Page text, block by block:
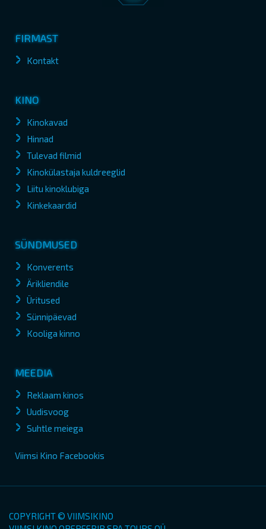
FIRMAST
Kontakt
KINO
Kinokavad
Hinnad
Tulevad filmid
Kinokülastaja kuldreeglid
Liitu kinoklubiga
Kinkekaardid
SÜNDMUSED
Konverents
Ärikliendile
Üritused
Sünnipäevad
Kooliga kinno
MEEDIA
Reklaam kinos
Uudisvoog
Suhtle meiega
Viimsi Kino Facebookis
COPYRIGHT © VIIMSIKINO